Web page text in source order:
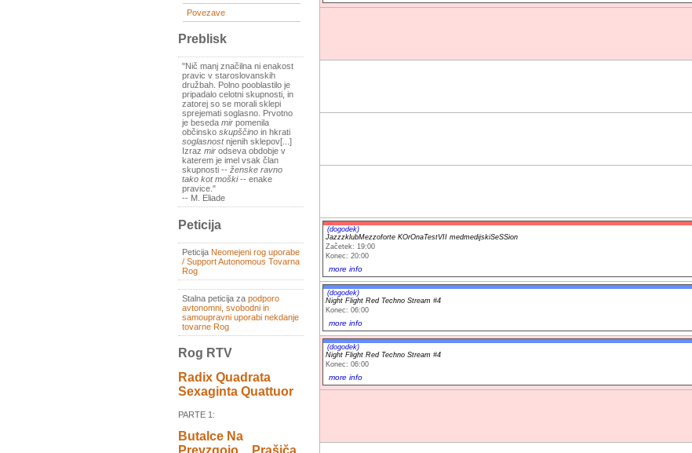
Povezave
Preblisk
"Nič manj značilna ni enakost
pravic v staroslovanskih
družbah. Polno pooblastilo je
pripadalo celotni skupnosti, in
zatorej so se morali sklepi
sprejemati soglasno. Prvotno
je beseda mir pomenila
občinsko skupščino in hkrati
soglasnostnjenih sklepov[...]
Izraz mir odseva obdobje v
katerem je imel vsak član
skupnosti -- ženske ravno
tako kot moški-- enake
pravice."
-- M. Eliade
Peticija
Peticija Neomejeni rog uporabe
/ Support Autonomous Tovarna
Rog
Stalna peticija za podporo
avtonomni, svobodni in
samoupravni uporabi nekdanje
tovarne Rog
Rog RTV
Radix Quadrata
Sexaginta Quattuor
PARTE 1:
Butalce Na
Prevzgojo _ Prašiča
(dogodek)
JazzzklubMezzoforte KOrOnaTestVII medmedijskiSeSSion
Začetek: 19:00
Konec: 20:00
more info
(dogodek)
Night Flight Red Techno Stream #4
Konec: 06:00
more info
(dogodek)
Night Flight Red Techno Stream #4
Konec: 06:00
more info